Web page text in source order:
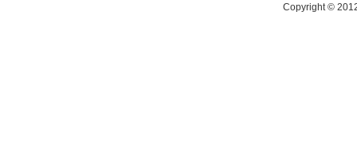
Copyright ©